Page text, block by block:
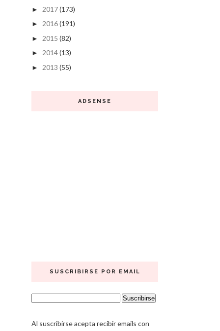
► 2017(173)
► 2016(191)
► 2015 (82)
► 2014(13)
► 2013 (55)
ADSENSE
SUSCRIBIRSE POR EMAIL
Al suscribirse acepta recibir emails con